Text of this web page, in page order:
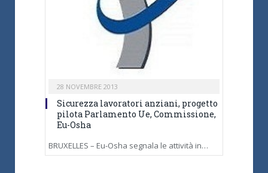
28 NOVEMBRE 2013
Sicurezza lavoratori anziani, progetto
pilota Parlamento Ue, Commissione,
Eu-Osha
BRUXELLES – Eu-Osha segnala le attività in…